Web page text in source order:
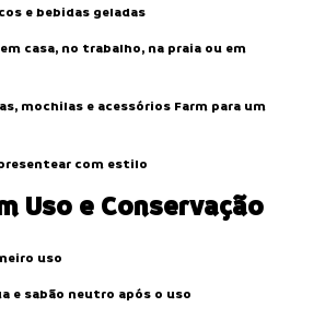
e bebidas geladas
casa, no trabalho, na praia ou em
mochilas e acessórios Farm para um
com estilo
Uso e Conservação
uso
e sabão neutro após o uso